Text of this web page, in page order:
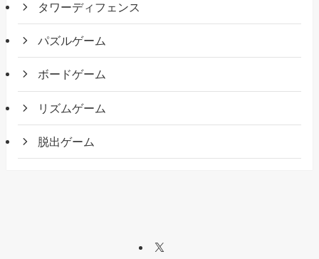
タワーディフェンス
パズルゲーム
ボードゲーム
リズムゲーム
脱出ゲーム